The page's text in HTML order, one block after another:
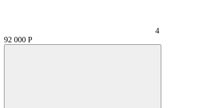
4
92 000 Р